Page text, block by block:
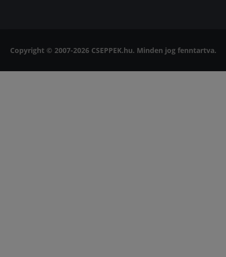
Copyright © 2007-2026 CSEPPEK.hu. Minden jog fenntartva.